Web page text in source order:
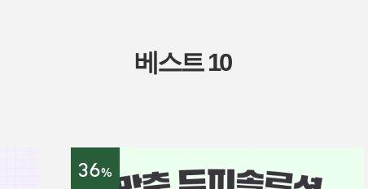
베스트 10